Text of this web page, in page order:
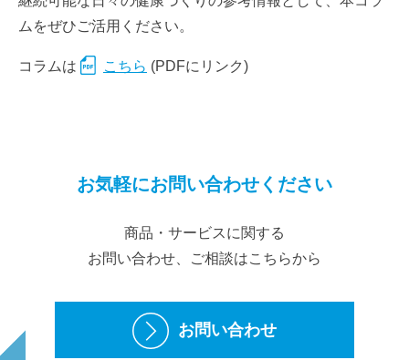
ムをぜひご活用ください。
コラムは こちら (PDFにリンク)
お気軽にお問い合わせください
商品・サービスに関する
お問い合わせ、ご相談はこちらから
お問い合わせ